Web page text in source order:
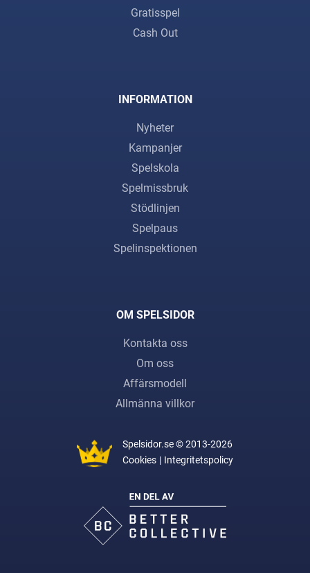
Spelsidor.se© 2013-2026
Cookies
Integritetspolicy
Gratisspel
Cash Out
INFORMATION
Nyheter
Kampanjer
Spelskola
Spelmissbruk
Stödlinjen
Spelpaus
Spelinspektionen
OM SPELSIDOR
Kontakta oss
Om oss
Affärsmodell
Allmänna villkor